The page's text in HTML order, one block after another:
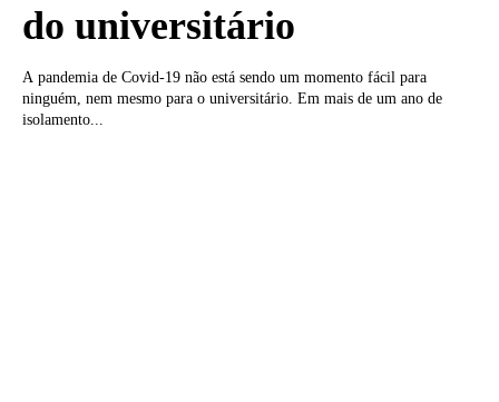
do universitário
A pandemia de Covid-19 não está sendo um momento fácil para
ninguém, nem mesmo para o universitário. Em mais de um ano de
isolamento...